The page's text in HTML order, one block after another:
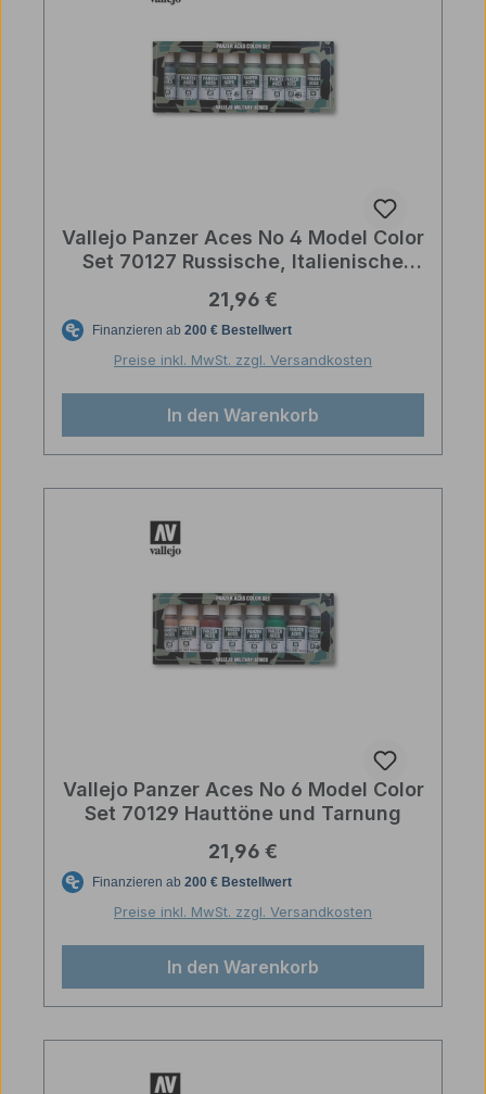
Vallejo Panzer Aces No 4 Model Color
Set 70127 Russische, Italienische
Panzerbesatzungsuniformen
Regulärer Preis:
21,96 €
Preise inkl. MwSt. zzgl. Versandkosten
In den Warenkorb
Vallejo Panzer Aces No 6 Model Color
Set 70129 Hauttöne und Tarnung
Regulärer Preis:
21,96 €
Preise inkl. MwSt. zzgl. Versandkosten
In den Warenkorb